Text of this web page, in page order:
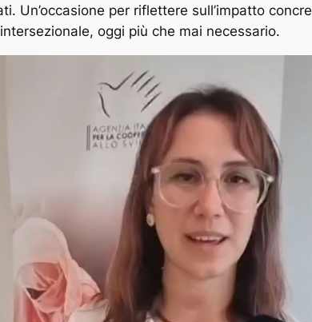
Un’occasione per riflettere sull’impatto
oggi più che mai necessario.